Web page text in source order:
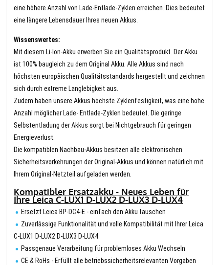
eine höhere Anzahl von Lade-Entlade-Zyklen erreichen. Dies bedeutet
eine längere Lebensdauer Ihres neuen Akkus.
Wissenswertes:
Mit diesem Li-Ion-Akku erwerben Sie ein Qualitätsprodukt. Der Akku
ist 100% baugleich zu dem Original Akku. Alle Akkus sind nach
höchsten europäischen Qualitätsstandards hergestellt und zeichnen
sich durch extreme Langlebigkeit aus.
Zudem haben unsere Akkus höchste Zyklenfestigkeit, was eine hohe
Anzahl möglicher Lade- Entlade-Zyklen bedeutet. Die geringe
Selbstentladung der Akkus sorgt bei Nichtgebrauch für geringen
Energieverlust.
Die kompatiblen Nachbau-Akkus besitzen alle elektronischen
Sicherheitsvorkehrungen der Original-Akkus und können natürlich mit
Ihrem Original-Netzteil aufgeladen werden.
Kompatibler Ersatzakku - Neues Leben für
Ihre Leica C-LUX1 D-LUX2 D-LUX3 D-LUX4
Ersetzt Leica BP-DC4-E - einfach den Akku tauschen
Zuverlässige Funktionalität und volle Kompatibilität mit Ihrer Leica
C-LUX1 D-LUX2 D-LUX3 D-LUX4
Passgenaue Verarbeitung für problemloses Akku Wechseln
CE & RoHs - Erfüllt alle betriebssicherheitsrelevanten Vorgaben